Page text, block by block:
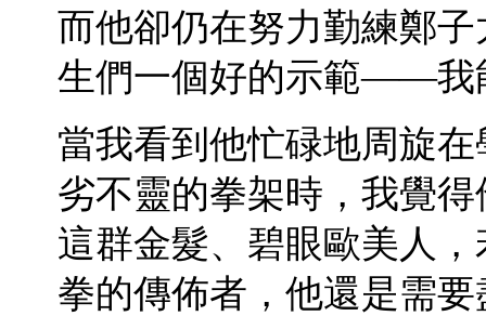
而他卻仍在努力勤練鄭
生們一個好的示範——我
當我看到他忙碌地周旋
劣不靈的拳架時，我覺
這群金髮、碧眼歐美人
拳的傳佈者，他還是需